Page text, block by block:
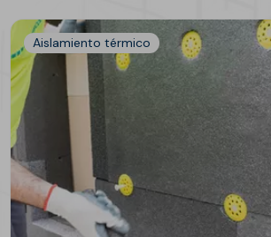
Aislamiento térmico